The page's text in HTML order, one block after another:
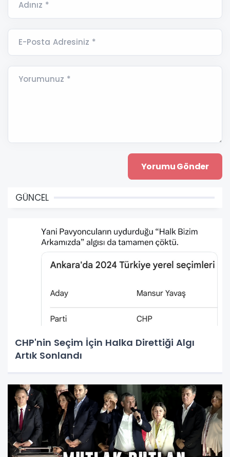
Adınız *
E-Posta Adresiniz *
Yorumunuz *
GÜNCEL
CHP'nin Seçim İçin Halka Direttiği Algı
Artık Sonlandı